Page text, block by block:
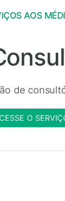
AOS
de
O